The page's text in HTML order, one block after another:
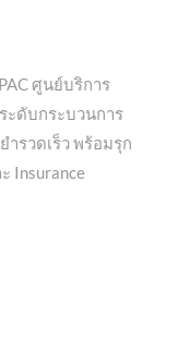
ศูนย์บริการ
ะดับกระบวนการ
รวดเร็ว พร้อมรุก
Insurance